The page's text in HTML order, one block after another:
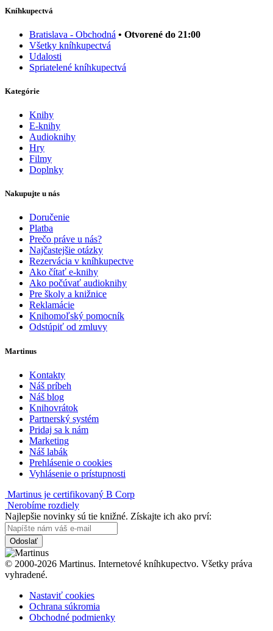
Kníhkupectvá
Bratislava - Obchodná • Otvorené do 21:00
Všetky kníhkupectvá
Udalosti
Spriatelené kníhkupectvá
Kategórie
Knihy
E-knihy
Audioknihy
Hry
Filmy
Doplnky
Nakupujte u nás
Doručenie
Platba
Prečo práve u nás?
Najčastejšie otázky
Rezervácia v kníhkupectve
Ako čítať e-knihy
Ako počúvať audioknihy
Pre školy a knižnice
Reklamácie
Knihomoľský pomocník
Odstúpiť od zmluvy
Martinus
Kontakty
Náš príbeh
Náš blog
Knihovrátok
Partnerský systém
Pridaj sa k nám
Marketing
Náš labák
Prehlásenie o cookies
Vyhlásenie o prístupnosti
Martinus je certifikovaný B Corp
Nerobíme rozdiely
Najlepšie novinky sú tie knižné. Získajte ich ako prví:
Odoslať
© 2000-2026 Martinus. Internetové kníhkupectvo. Všetky práva
vyhradené.
Nastaviť cookies
Ochrana súkromia
Obchodné podmienky